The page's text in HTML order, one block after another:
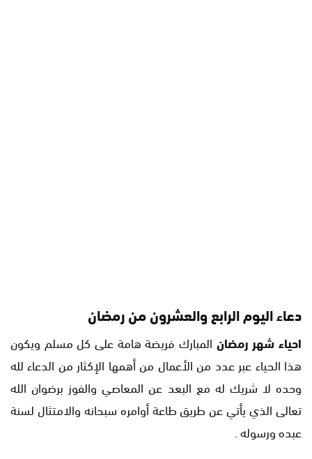
دعاء اليوم الرابع والعشرون من رمضان
احياء شهر رمضان المبارك فريضة هامة على كل مسلم ويكون
هذا الحياء عبر عدد من الأعمال من أهمها الإكثار من الدعاء لله
وحده لا شريك له مع البعد عن المعاصي والفوز برضوان الله
تعالى الذي يأتي عن طريق طاعة أوامره سبحانه والامتثال لسنة
عبده ورسوله .